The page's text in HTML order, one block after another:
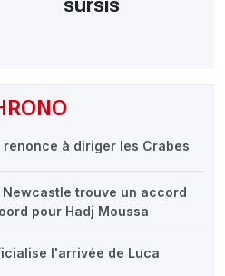
renonce à diriger les Crabes
trouve un accord
pour Hadj Moussa
l'arrivée de Luca